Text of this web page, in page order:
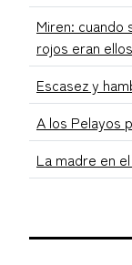
Miren: cuando
rojos eran ellos
Escasez y
A los Pelayos
La madre en